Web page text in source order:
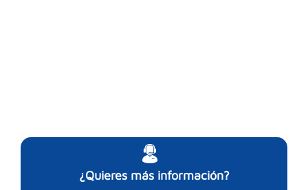
¿Quieres más información?